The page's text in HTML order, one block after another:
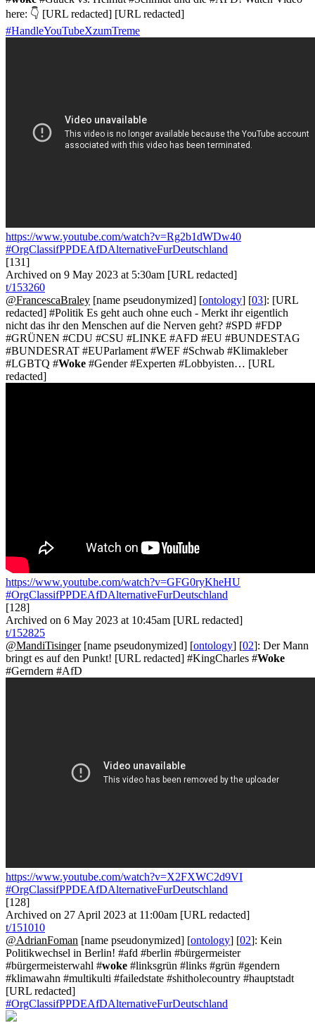
here: 👇 [URL redacted] [URL redacted]
#HandleYouTubeXzumTreme
https://www.youtube.com/watch?v=Rg2b1dWDw40
#OrgClassifPPDEAfDAlternativeFurDeutschland
[131]
Archived on 9 May 2023 at 5:30am [URL redacted]
t/153260
@FrancescaBraley [name pseudonymized] [ontology] [03]: [URL
redacted] #Politik Es geht auch ohne euch - Merkt ihr eigentlich
nicht das ihr den Menschen auf die Nerven geht? #SPD #FDP
#GRÜNEN #CDU #CSU #LINKE #AFD #EU #BUNDESTAG
#BUNDESRAT #EUParlament #WEF #Schwab #Klimakleber
#LGBTQ #Woke #Gender #Experten #Lobbyisten… [URL
redacted]
https://www.youtube.com/watch?v=GFG0ryKheHU
#OrgClassifPPDEAfDAlternativeFurDeutschland
[128]
Archived on 6 May 2023 at 10:45am [URL redacted]
t/152825
@MandiTisinger[name pseudonymized] [ontology] [02]: Der Mann
bringt es auf den Punkt! [URL redacted] #KingCharles #Woke
#Gerndern #AfD
https://www.youtube.com/watch?v=X2FXWC2d9VI
#OrgClassifPPDEAfDAlternativeFurDeutschland
[128]
Archived on 27 April 2023 at 11:00am [URL redacted]
t/151010
@AdrianFoman [name pseudonymized] [ontology] [02]: Kein
Politikwechsel in Berlin! #afd #berlin #bürgermeister
#bürgermeisterwahl #woke #linksgrün #links #grün #gendern
#klimawahn #multikulti #failedstate #shitholecountry #hauptstadt
[URL redacted]
#OrgClassifPPDEAfDAlternativeFurDeutschland